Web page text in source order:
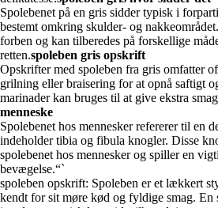
Spolebenet på en gris sidder typisk i
bestemt omkring skulder- og
forben og kan tilberedes på forskellige
retten.spoleben gris opskrift
Opskrifter med spoleben fra gris omfatter
grilning eller braisering for at opnå saftigt
marinader kan bruges til at give ekstra
menneske
Spolebenet hos mennesker refererer til en
indeholder tibia og fibula knogler. Disse
spolebenet hos mennesker og spiller en
bevægelse.“`
spoleben opskrift: Spoleben er et lækkert
kendt for sit møre kød og fyldige smag. En